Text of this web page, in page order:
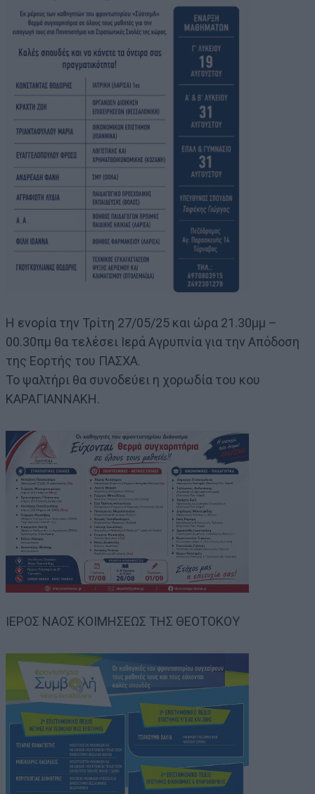
Η ενορία την Τρίτη 27/05/25 και ώρα 21.30μμ –
00.30πμ θα τελέσει Ιερά Αγρυπνία για την Απόδοση
της Εορτής του ΠΑΣΧΑ.
Το ψαλτήρι θα συνοδεύει η χορωδία του κου
ΚΑΡΑΓΙΑΝΝΑΚΗ.
ΙΕΡΟΣ ΝΑΟΣ ΚΟΙΜΗΣΕΩΣ ΤΗΣ ΘΕΟΤΟΚΟΥ